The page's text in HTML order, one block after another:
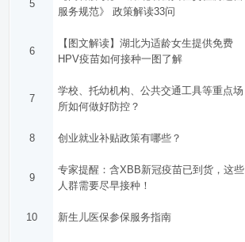
5
服务规范》 政策解读33问
6
【图文解读】湖北为适龄女生提供免费
HPV疫苗如何接种一图了解
7
学校、托幼机构、公共交通工具等重点场
所如何做好防控？
8 创业就业补贴政策有哪些？
9
专家提醒：含XBB新冠疫苗已到货，这些
人群需要尽早接种！
10 新生儿医保参保服务指南